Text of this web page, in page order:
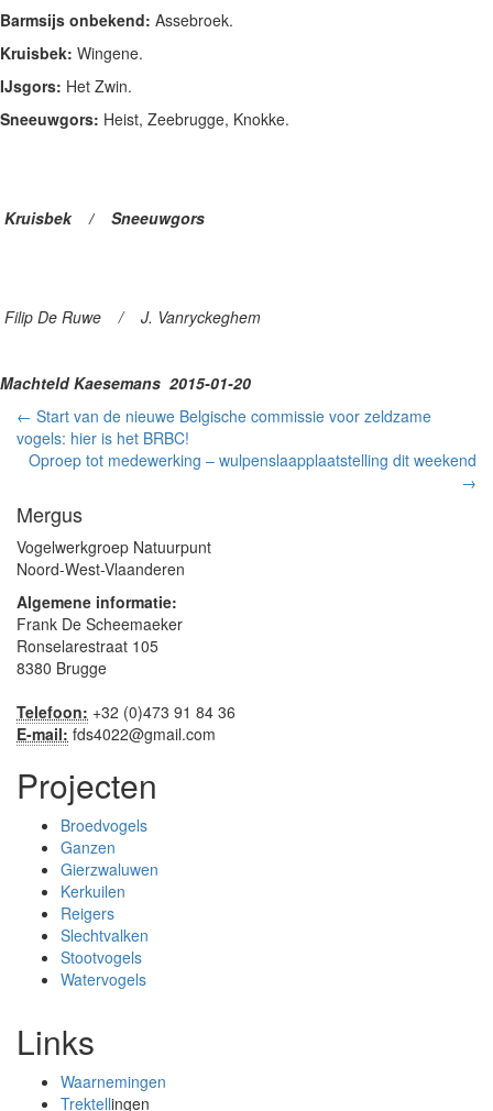
Barmsijs onbekend: Assebroek.
Kruisbek: Wingene.
IJsgors: Het Zwin.
Sneeuwgors: Heist, Zeebrugge, Knokke.
Kruisbek / Sneeuwgors
Filip De Ruwe / J. Vanryckeghem
Machteld Kaesemans 2015-01-20
← Start van de nieuwe Belgische commissie voor zeldzame
vogels: hier is het BRBC!
Oproep tot medewerking – wulpenslaapplaatstelling dit weekend
→
Mergus
Vogelwerkgroep Natuurpunt
Noord-West-Vlaanderen
Algemene informatie:
Frank De Scheemaeker
Ronselarestraat 105
8380 Brugge
Telefoon: +32 (0)473 91 84 36
E-mail: fds4022@gmail.com
Projecten
Broedvogels
Ganzen
Gierzwaluwen
Kerkuilen
Reigers
Slechtvalken
Stootvogels
Watervogels
Links
Waarnemingen
Trektellingen